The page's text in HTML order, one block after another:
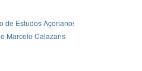
Estudos Açorianos (NEA)
Marcelo Calazans